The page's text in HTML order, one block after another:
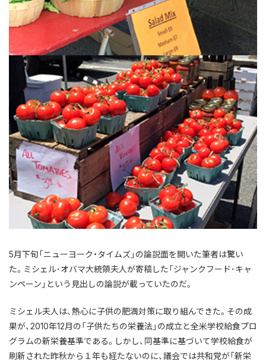
5月下旬「ニューヨーク・タイムズ」の論説面を開いた筆者は驚い
た。ミシェル･オバマ大統領夫人が寄稿した「ジャンクフード･キャ
ンペーン」という見出しの論説が載っていたのだ。
ミシェル夫人は、熱心に子供の肥満対策に取り組んできた。その成
果が、2010年12月の「子供たちの栄養法」の成立と全米学校給食プロ
グラムの新栄養基準である。しかし、同基準に基づいて学校給食が
刷新された昨秋から１年も経たないのに、議会では共和党が「新栄